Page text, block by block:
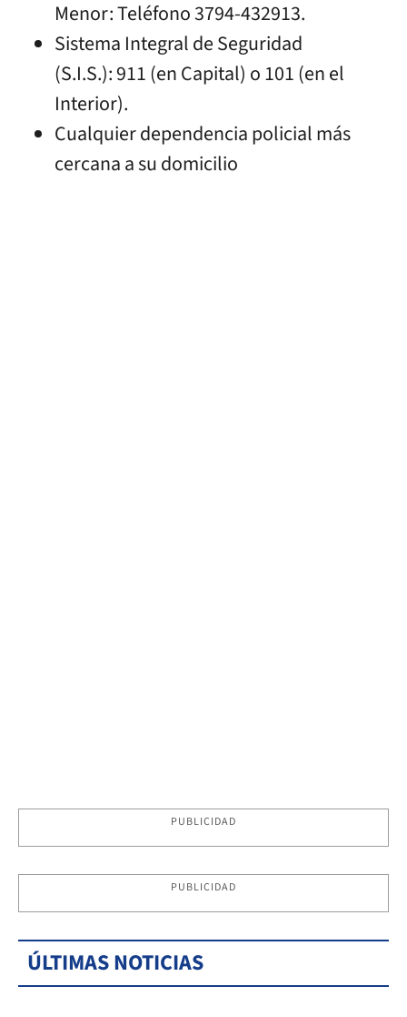
Menor: Teléfono 3794-432913.
Sistema Integral de Seguridad
(S.I.S.): 911 (en Capital) o 101 (en el
Interior).
Cualquier dependencia policial más
cercana a su domicilio
PUBLICIDAD
PUBLICIDAD
ÚLTIMAS NOTICIAS